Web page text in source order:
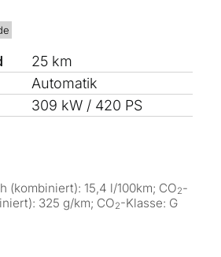
25 km
Automatik
309 kW / 420 PS
(kombiniert): 15,4 l/100km; CO2-
325 g/km; CO2-Klasse: G